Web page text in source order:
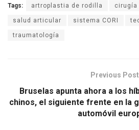
Tags: artroplastia de rodilla cirugía
salud articular sistema CORI
traumatología
Previous Post
Bruselas apunta ahora a los
chinos, el siguiente frente en la
automóvil